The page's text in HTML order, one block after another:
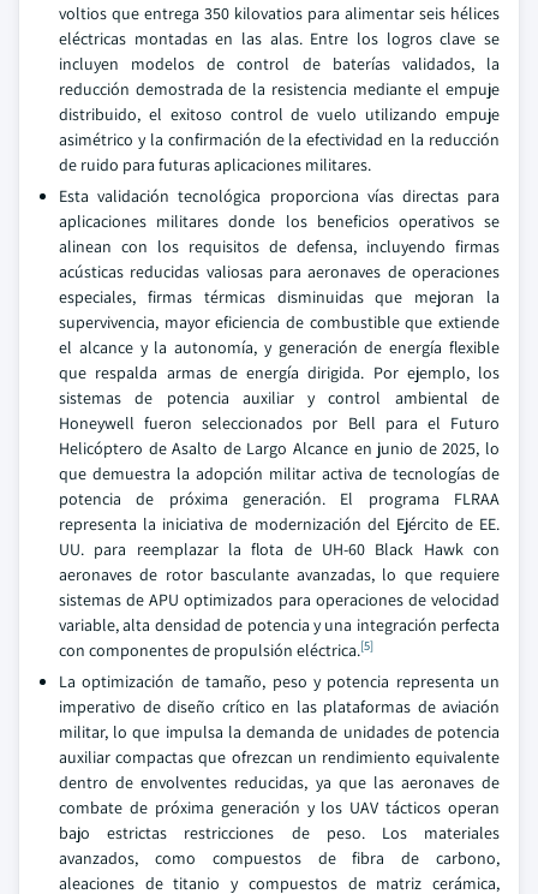
voltios que entrega 350 kilovatios para alimentar seis hélices
eléctricas montadas en las alas. Entre los logros clave se
incluyen modelos de control de baterías validados, la
reducción demostrada de la resistencia mediante el empuje
distribuido, el exitoso control de vuelo utilizando empuje
asimétrico y la confirmación de la efectividad en la reducción
de ruido para futuras aplicaciones militares.
Esta validación tecnológica proporciona vías directas para
aplicaciones militares donde los beneficios operativos se
alinean con los requisitos de defensa, incluyendo firmas
acústicas reducidas valiosas para aeronaves de operaciones
especiales, firmas térmicas disminuidas que mejoran la
supervivencia, mayor eficiencia de combustible que extiende
el alcance y la autonomía, y generación de energía flexible
que respalda armas de energía dirigida. Por ejemplo, los
sistemas de potencia auxiliar y control ambiental de
Honeywell fueron seleccionados por Bell para el Futuro
Helicóptero de Asalto de Largo Alcance en junio de 2025, lo
que demuestra la adopción militar activa de tecnologías de
potencia de próxima generación. El programa FLRAA
representa la iniciativa de modernización del Ejército de EE.
UU. para reemplazar la flota de UH-60 Black Hawk con
aeronaves de rotor basculante avanzadas, lo que requiere
sistemas de APU optimizados para operaciones de velocidad
variable, alta densidad de potencia y una integración perfecta
con componentes de propulsión eléctrica.[5]
La optimización de tamaño, peso y potencia representa un
imperativo de diseño crítico en las plataformas de aviación
militar, lo que impulsa la demanda de unidades de potencia
auxiliar compactas que ofrezcan un rendimiento equivalente
dentro de envolventes reducidas, ya que las aeronaves de
combate de próxima generación y los UAV tácticos operan
bajo estrictas restricciones de peso. Los materiales
avanzados, como compuestos de fibra de carbono,
aleaciones de titanio y compuestos de matriz cerámica,